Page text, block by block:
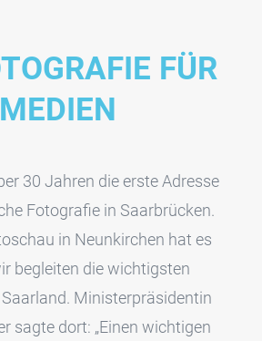
FÜR
MEDIEN
30 Jahren die erste Adresse
Fotografie in Saarbrücken.
in Neunkirchen hat es
begleiten die wichtigsten
Ministerpräsidentin
sagte dort: „Einen wichtigen